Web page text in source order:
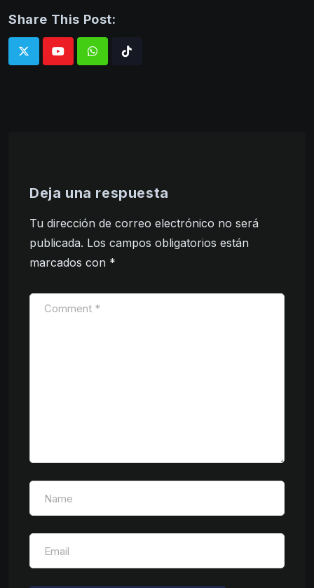
Share This Post:
WhatsappTiktok
Deja una respuesta
Tu dirección de correo electrónico no será
publicada. Los campos obligatorios están
marcados con *